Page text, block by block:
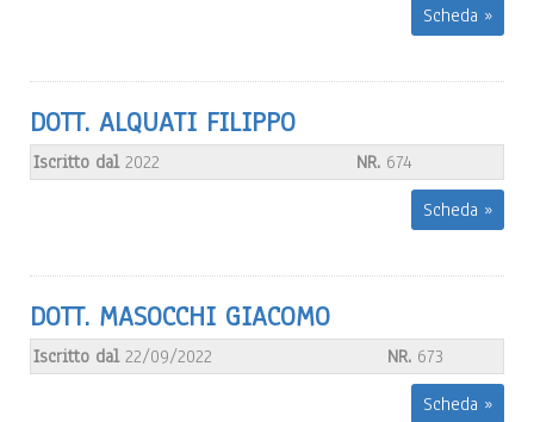
Scheda »
DOTT. ALQUATI FILIPPO
Iscritto dal 2022 NR. 674
Scheda »
DOTT. MASOCCHI GIACOMO
Iscritto dal 22/09/2022 NR. 673
Scheda »